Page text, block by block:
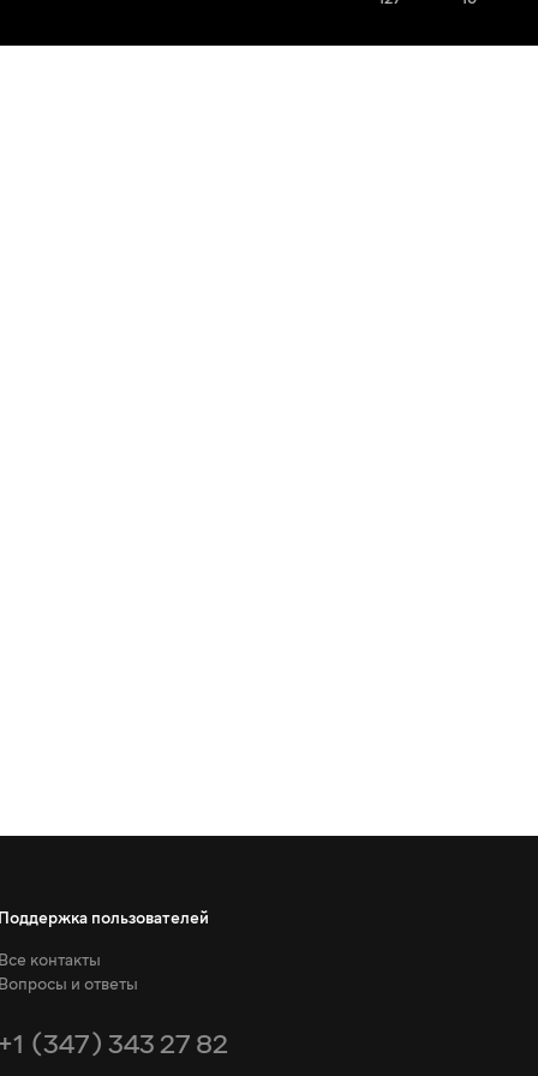
Поддержка пользователей
Все контакты
Вопросы и ответы
+1 (347) 343 27 82